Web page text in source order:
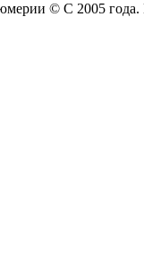
© С 2005